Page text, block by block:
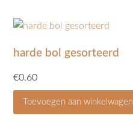
harde bol gesorteerd
€0.60
Toevoegen aan winkelwagen